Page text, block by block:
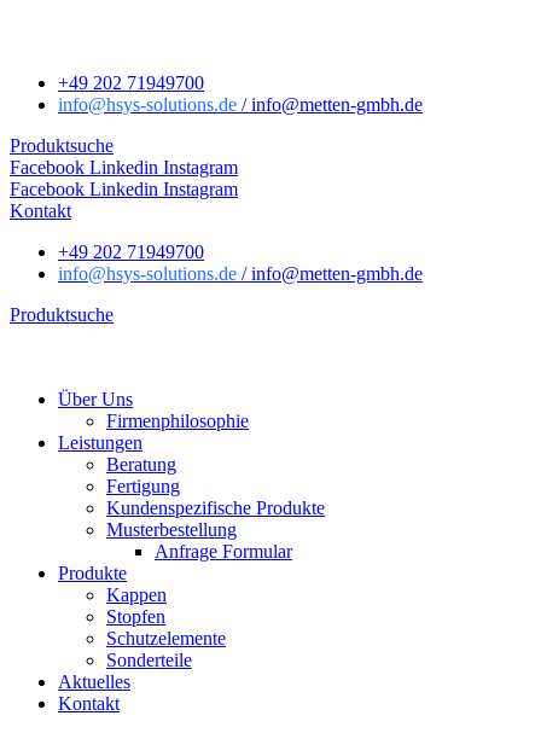
+49 202 71949700
info@hsys-solutions.de / info@metten-gmbh.de
Produktsuche
Facebook Linkedin Instagram
Facebook Linkedin Instagram
Kontakt
+49 202 71949700
info@hsys-solutions.de / info@metten-gmbh.de
Produktsuche
Über Uns
Firmenphilosophie
Leistungen
Beratung
Fertigung
Kundenspezifische Produkte
Musterbestellung
Anfrage Formular
Produkte
Kappen
Stopfen
Schutzelemente
Sonderteile
Aktuelles
Kontakt